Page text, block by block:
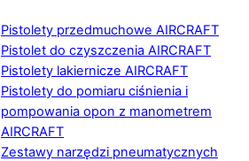
Pistolety przedmuchowe AIRCRAFT
Pistolet do czyszczenia AIRCRAFT
Pistolety lakiernicze AIRCRAFT
Pistolety do pomiaru ciśnienia i
pompowania opon z manometrem
AIRCRAFT
Zestawy narzędzi pneumatycznych